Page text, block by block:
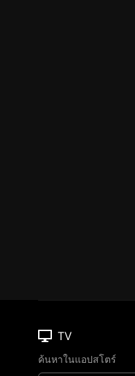
TV
ค้นหาในแอปสโตร์